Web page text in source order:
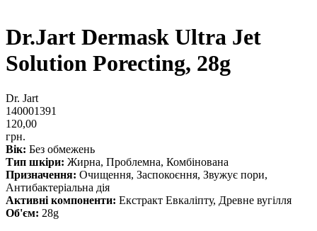
Dr.Jart Dermask Ultra Jet
Solution Porecting, 28g
Dr. Jart
140001391
120,00
грн.
Вік: Без обмежень
Тип шкіри: Жирна, Проблемна, Комбінована
Призначення: Очищення, Заспокоєння, Звужує пори,
Антибактеріальна дія
Активні компоненти: Екстракт Евкаліпту, Древне вугілля
Об'єм: 28g